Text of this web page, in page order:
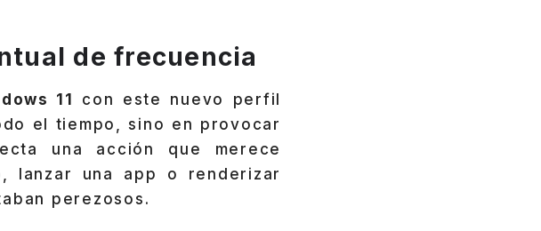
de frecuencia
11
con este nuevo perfil
el tiempo, sino en provocar
una acción que merece
lanzar una app o renderizar
perezosos.